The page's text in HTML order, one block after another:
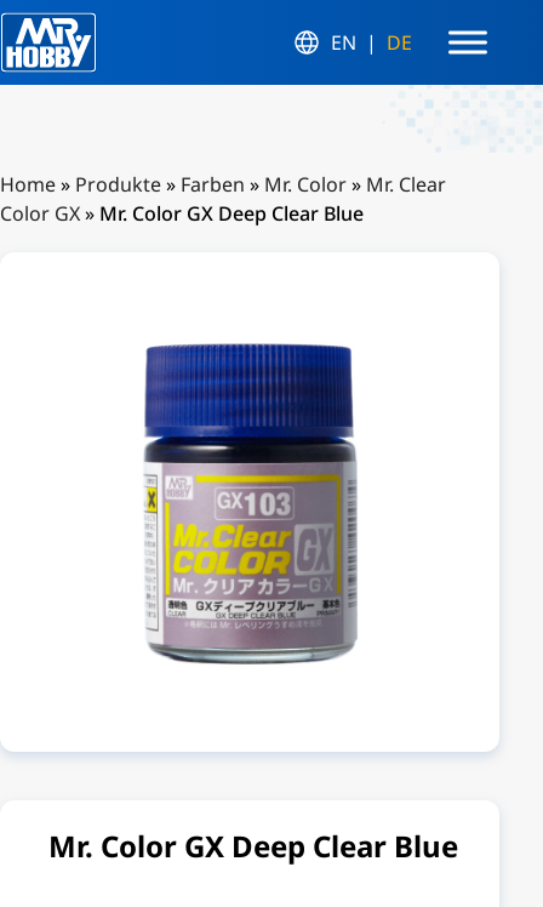
EN DE
Home» Produkte» Farben » Mr. Color» Mr. Clear
Color GX» Mr. Color GX Deep Clear Blue
Mr. Color GX Deep Clear Blue